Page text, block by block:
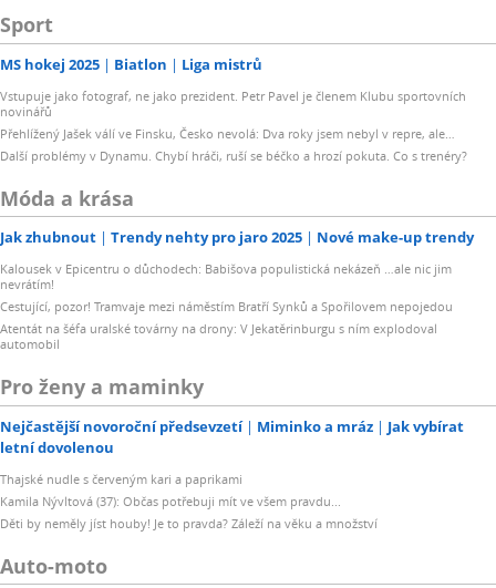
Sport
MS hokej 2025 Biatlon Liga mistrů
Vstupuje jako fotograf, ne jako prezident. Petr Pavel je členem Klubu sportovních
novinářů
Přehlížený Jašek válí ve Finsku, Česko nevolá: Dva roky jsem nebyl v repre, ale…
Další problémy v Dynamu. Chybí hráči, ruší se béčko a hrozí pokuta. Co s trenéry?
Móda a krása
Jak zhubnout Trendy nehty pro jaro 2025 Nové make-up trendy
Kalousek v Epicentru o důchodech: Babišova populistická nekázeň …ale nic jim
nevrátím!
Cestující, pozor! Tramvaje mezi náměstím Bratří Synků a Spořilovem nepojedou
Atentát na šéfa uralské továrny na drony: V Jekatěrinburgu s ním explodoval
automobil
Pro ženy a maminky
Nejčastější novoroční předsevzetí Miminko a mráz
Jak vybírat
letní dovolenou
Thajské nudle s červeným kari a paprikami
Kamila Nývltová (37): Občas potřebuji mít ve všem pravdu...
Děti by neměly jíst houby! Je to pravda? Záleží na věku a množství
Auto-moto